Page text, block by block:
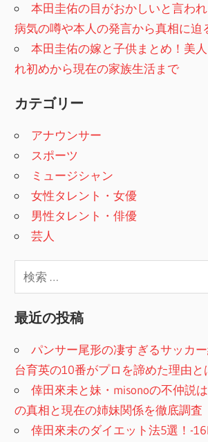
本田圭佑の目がおかしいと言われ
病気の噂や本人の発言から真相に迫
本田圭佑の嫁と子供まとめ！美
れ初めから現在の家族生活まで
カテゴリー
アナウンサー
スポーツ
ミュージシャン
女性タレント・女優
男性タレント・俳優
芸人
最近の投稿
パンサー尾形の凄すぎるサッカ
台育英の10番がプロを諦めた理由と
倖田來未と妹・misonoの不仲説
の真相と現在の姉妹関係を徹底調査
倖田來未のダイエット法5選！-